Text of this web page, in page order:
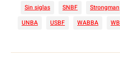
Sin siglas
SNBF Strongman
UNBA
USBF WABBA